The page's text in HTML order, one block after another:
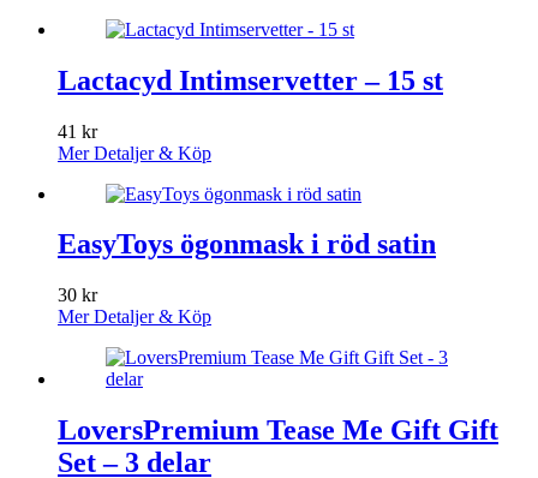
Lactacyd Intimservetter – 15 st
41 kr
Mer Detaljer & Köp
EasyToys ögonmask i röd satin
30 kr
Mer Detaljer & Köp
LoversPremium Tease Me Gift Gift
Set – 3 delar